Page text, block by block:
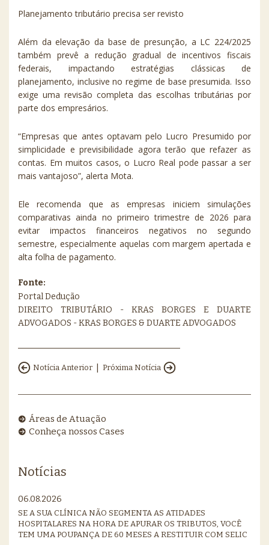
Notícias
06.08.2026
SE A SUA CLÍNICA NÃO SEGMENTA AS ATIDADES
HOSPITALARES NA HORA DE APURAR OS TRIBUTOS, VOCÊ
TEM UMA POUPANÇA DE 60 MESES A RESTITUIR COM SELIC
Planejamento tributário precisa ser revisto
Além da elevação da base de presunção, a LC 224/2025
também prevê a redução gradual de incentivos fiscais
federais, impactando estratégias clássicas de
planejamento, inclusive no regime de base presumida. Isso
exige uma revisão completa das escolhas tributárias por
parte dos empresários.
“Empresas que antes optavam pelo Lucro Presumido por
simplicidade e previsibilidade agora terão que refazer as
contas. Em muitos casos, o Lucro Real pode passar a ser
mais vantajoso”, alerta Mota.
Ele recomenda que as empresas iniciem simulações
comparativas ainda no primeiro trimestre de 2026 para
evitar impactos financeiros negativos no segundo
semestre, especialmente aquelas com margem apertada e
alta folha de pagamento.
Fonte:
Portal Dedução
DIREITO TRIBUTÁRIO - KRAS BORGES E DUARTE
ADVOGADOS - KRAS BORGES & DUARTE ADVOGADOS
Notícia Anterior | Próxima Notícia
Áreas de Atuação
Conheça nossos Cases